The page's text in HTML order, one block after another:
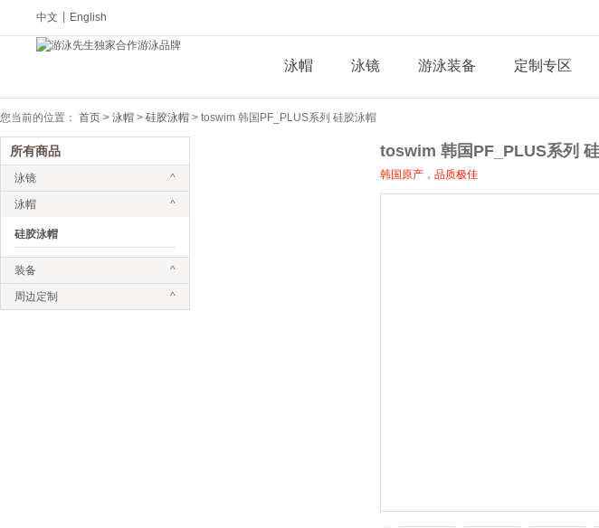
中文 English
泳帽 泳镜 游泳装备 定制专区
您当前的位置： 首页 > 泳帽 > 硅胶泳帽 > toswim 韩国PF_PLUS系列 硅胶泳帽
所有商品
泳镜 ^
泳帽 ^
硅胶泳帽
装备 ^
周边定制 ^
toswim 韩国PF_PLUS系列
韩国原产，品质极佳